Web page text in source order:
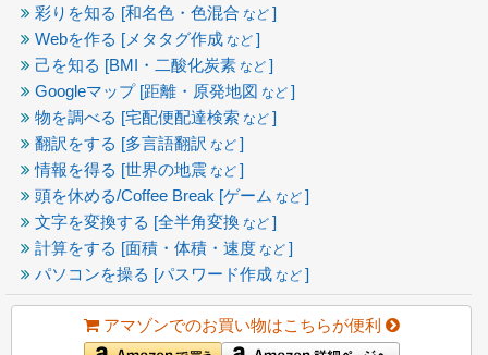
彩りを知る [和名色・色混合 など ]
Webを作る [メタタグ作成 など ]
己を知る [BMI・二酸化炭素 など ]
Googleマップ [距離・原発地図 など ]
物を調べる [宅配便配達検索 など ]
翻訳をする [多言語翻訳 など ]
情報を得る [世界の地震 など ]
頭を休める/Coffee Break [ゲーム など ]
文字を変換する [全半角変換 など ]
計算をする [面積・体積・速度 など ]
パソコンを操る [パスワード作成 など ]
アマゾンでのお買い物はこちらが便利